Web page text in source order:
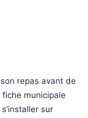
repas avant de
municipale
sur